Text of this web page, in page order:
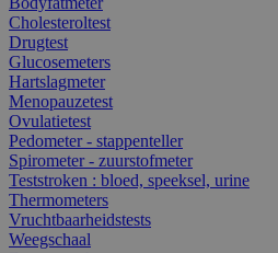
Cholesteroltest
Drugtest
Glucosemeters
Hartslagmeter
Menopauzetest
Ovulatietest
Pedometer - stappenteller
Spirometer - zuurstofmeter
Teststroken : bloed, speeksel, urine
Thermometers
Vruchtbaarheidstests
Weegschaal